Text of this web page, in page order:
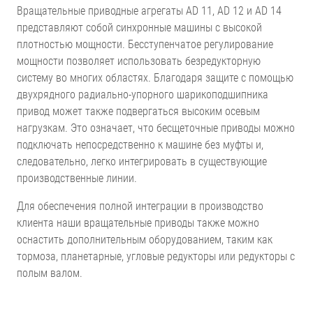
Вращательные приводные агрегаты AD 11, AD 12 и AD 14
представляют собой синхронные машины с высокой
плотностью мощности. Бесступенчатое регулирование
мощности позволяет использовать безредукторную
систему во многих областях. Благодаря защите с помощью
двухрядного радиально-упорного шарикоподшипника
привод может также подвергаться высоким осевым
нагрузкам. Это означает, что бесщеточные приводы можно
подключать непосредственно к машине без муфты и,
следовательно, легко интегрировать в существующие
производственные линии.
Для обеспечения полной интеграции в производство
клиента наши вращательные приводы также можно
оснастить дополнительным оборудованием, таким как
тормоза, планетарные, угловые редукторы или редукторы с
полым валом.